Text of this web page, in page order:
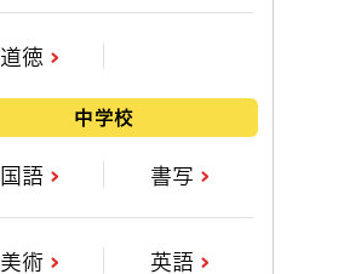
道徳
中学校
国語 書写
美術 英語